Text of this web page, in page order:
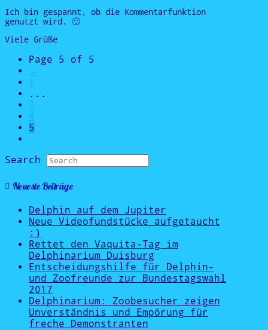
Ich bin gespannt, ob die Kommentarfunktion
genutzt wird. 🙂
Viele Grüße
Page 5 of 5
...
5
Search
Neueste Beiträge
Delphin auf dem Jupiter
Neue Videofundstücke aufgetaucht
:)
Rettet den Vaquita-Tag im
Delphinarium Duisburg
Entscheidungshilfe für Delphin-
und Zoofreunde zur Bundestagswahl
2017
Delphinarium: Zoobesucher zeigen
Unverständnis und Empörung für
freche Demonstranten